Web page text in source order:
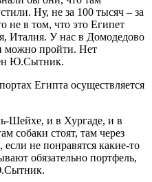
Ну, не за 100 тысяч – за
не в том, что это Египет
Италия. У нас в Домодедово
можно пройти. Нет
Ю.Сытник.
Египта осуществляется
Шейхе, и в Хургаде, и в
собаки стоят, там через
не понравятся какие-то
обязательно портфель,